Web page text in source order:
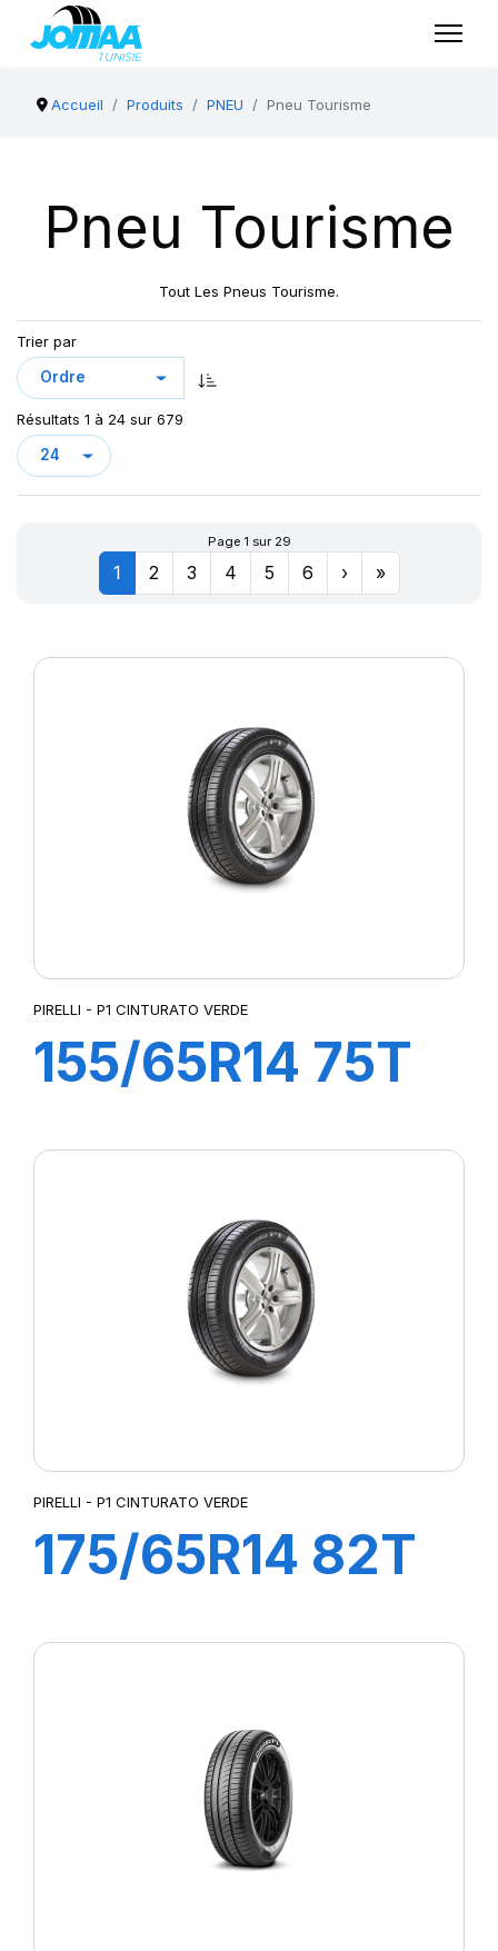
Accueil Produits PNEU Pneu Tourisme
Pneu Tourisme
Tout Les Pneus Tourisme.
Trier par
Résultats 1 à 24 sur 679
Page 1 sur 29
1 2 3 4 5 6 › »
PIRELLI - P1 CINTURATO VERDE
155/65R14 75T
PIRELLI - P1 CINTURATO VERDE
175/65R14 82T